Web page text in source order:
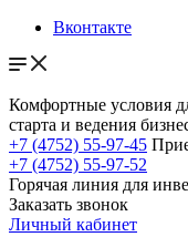
Вконтакте
Комфортные условия
старта и ведения
+7 (4752) 55-97-45
+7 (4752) 55-97-52
Горячая линия для
Заказать звонок
Личный кабинет